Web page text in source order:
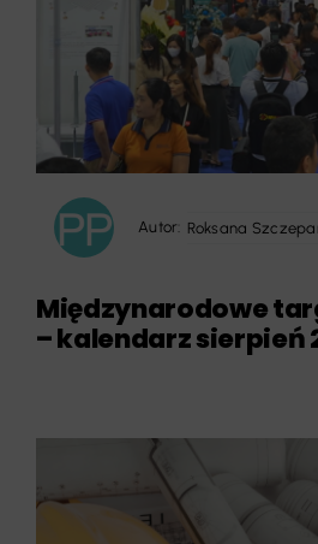
Autor: Roksana
Międzynarodowe
– kalendarz sierpień